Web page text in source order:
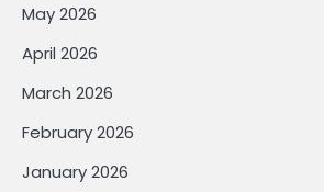
May 2026
April 2026
March 2026
February 2026
January 2026